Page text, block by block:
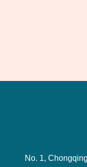
No. 1,